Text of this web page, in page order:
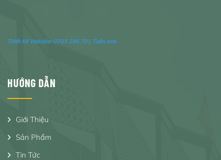
Thiết Kế Website: 0703 296 701 Tuấn Anh
HƯỚNG DẪN
Giới Thiệu
Sản Phẩm
Tin Tức